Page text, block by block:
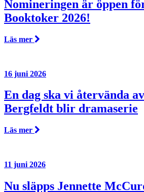
Nomineringen är öppen
Booktoker 2026!
Läs mer
16 juni 2026
En dag ska vi återvända
Bergfeldt blir dramaserie
Läs mer
11 juni 2026
Nu släpps Jennette